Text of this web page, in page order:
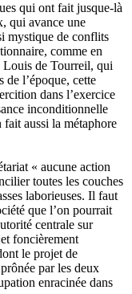
qui ont fait jusque-là
qui avance une
mystique de conflits
comme en
Louis de Tourreil, qui
de l’époque, cette
dans l’exercice
inconditionnelle
aussi la métaphore
« aucune action
toutes les couches
laborieuses. Il faut
que l’on pourrait
centrale sur
foncièrement
le projet de
par les deux
enracinée dans